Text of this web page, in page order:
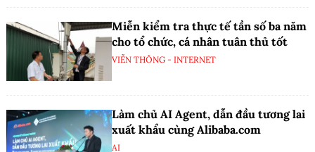
Miễn kiểm tra thực tế tần số ba năm
cho tổ chức, cá nhân tuân thủ tốt
VIỄN THÔNG - INTERNET
Làm chủ AI Agent, dẫn đầu tương lai
xuất khẩu cùng Alibaba.com
AI